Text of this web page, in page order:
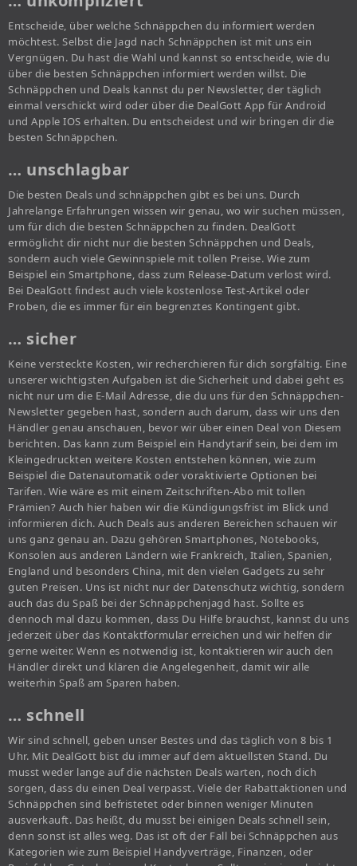
Entscheide, über welche Schnäppchen du informiert werden
möchtest. Selbst die Jagd nach Schnäppchen ist mit uns ein
Vergnügen. Du hast die Wahl und kannst so entscheide, wie du
über die besten Schnäppchen informiert werden willst. Die
Schnäppchen und Deals kannst du per Newsletter, der täglich
einmal verschickt wird oder über die DealGott App für Android
und Apple IOS erhalten. Du entscheidest und wir bringen dir die
besten Schnäppchen.
… unschlagbar
Die besten Deals und schnäppchen gibt es bei uns. Durch
Jahrelange Erfahrungen wissen wir genau, wo wir suchen müssen,
um für dich die besten Schnäppchen zu finden. DealGott
ermöglicht dir nicht nur die besten Schnäppchen und Deals,
sondern auch viele Gewinnspiele mit tollen Preise. Wie zum
Beispiel ein Smartphone, dass zum Release-Datum verlost wird.
Bei DealGott findest auch viele kostenlose Test-Artikel oder
Proben, die es immer für ein begrenztes Kontingent gibt.
… sicher
Keine versteckte Kosten, wir recherchieren für dich sorgfältig. Eine
unserer wichtigsten Aufgaben ist die Sicherheit und dabei geht es
nicht nur um die E-Mail Adresse, die du uns für den Schnäppchen-
Newsletter gegeben hast, sondern auch darum, dass wir uns den
Händler genau anschauen, bevor wir über einen Deal von Diesem
berichten. Das kann zum Beispiel ein Handytarif sein, bei dem im
Kleingedruckten weitere Kosten entstehen können, wie zum
Beispiel die Datenautomatik oder voraktivierte Optionen bei
Tarifen. Wie wäre es mit einem Zeitschriften-Abo mit tollen
Prämien? Auch hier haben wir die Kündigungsfrist im Blick und
informieren dich. Auch Deals aus anderen Bereichen schauen wir
uns ganz genau an. Dazu gehören Smartphones, Notebooks,
Konsolen aus anderen Ländern wie Frankreich, Italien, Spanien,
England und besonders China, mit den vielen Gadgets zu sehr
guten Preisen. Uns ist nicht nur der Datenschutz wichtig, sondern
auch das du Spaß bei der Schnäppchenjagd hast. Sollte es
dennoch mal dazu kommen, dass Du Hilfe brauchst, kannst du uns
jederzeit über das Kontaktformular erreichen und wir helfen dir
gerne weiter. Wenn es notwendig ist, kontaktieren wir auch den
Händler direkt und klären die Angelegenheit, damit wir alle
weiterhin Spaß am Sparen haben.
… schnell
Wir sind schnell, geben unser Bestes und das täglich von 8 bis 1
Uhr. Mit DealGott bist du immer auf dem aktuellsten Stand. Du
musst weder lange auf die nächsten Deals warten, noch dich
sorgen, dass du einen Deal verpasst. Viele der Rabattaktionen und
Schnäppchen sind befristetet oder binnen weniger Minuten
ausverkauft. Das heißt, du musst bei einigen Deals schnell sein,
denn sonst ist alles weg. Das ist oft der Fall bei Schnäppchen aus
Kategorien wie zum Beispiel Handyverträge, Finanzen, oder